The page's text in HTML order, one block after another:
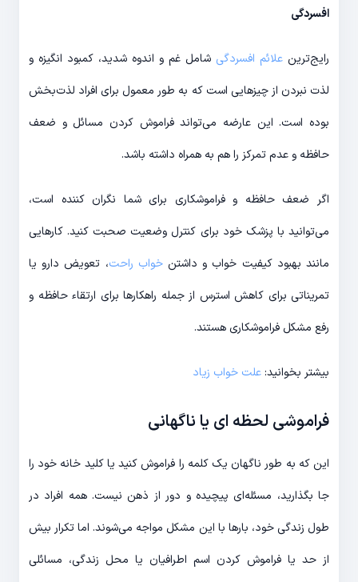
افسردگی
رایج‌ترین علائم افسردگی شامل غم و اندوه شدید، کمبود انگیزه و
لذت نبردن از چیزهایی است که به طور معمول برای افراد لذت‌بخش
بوده است. این عارضه می‌تواند فراموش کردن مسائل و ضعف
حافظه و عدم تمرکز را هم به همراه داشته باشد.
اگر ضعف حافظه و فراموشکاری برای شما نگران کننده است،
می‌توانید با پزشک خود برای کنترل وضعیت صحبت کنید. کارهایی
مانند بهبود کیفیت خواب و داشتنخواب راحت، تعویض دارو یا
تمریناتی برای کاهش استرس از جمله راهکارها برای ارتقاء حافظه و
رفع مشکل فراموشکاری هستند.
بیشتر بخوانید:علت خواب زیاد
فراموشی لحظه ای یا ناگهانی
این که به طور ناگهان یک کلمه را فراموش کنید یا کلید خانه خود را
جا بگذارید، مسئله‌ای پیچیده و دور از ذهن نیست. همه افراد در
طول زندگی خود، بارها با این مشکل مواجه می‌شوند. اما تکرار بیش
از حد یا فراموش کردن اسم اطرافیان یا محل زندگی، مسائلی